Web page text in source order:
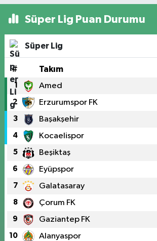
Süper Lig Puan Durumu
Süper Lig
# Takım
1 Amed
2 Erzurumspor FK
3 Başakşehir
4 Kocaelispor
5 Beşiktaş
6 Eyüpspor
7 Galatasaray
8 Çorum FK
9 Gaziantep FK
10 Alanyaspor